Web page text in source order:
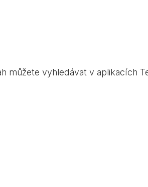
vyhledávat v aplikacích